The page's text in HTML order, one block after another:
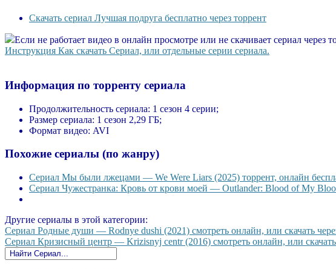
Скачать сериал Лучшая подруга бесплатно через торрент
Если не работает видео в онлайн просмотре или не скачивает сериал
Инструкция Как скачать Сериал, или отдельные серии сериала.
Информация по торренту сериала
Продолжительность сериала: 1 сезон 4 серии;
Размер сериала: 1 сезон 2,29 ГБ;
Формат видео: AVI
Похожие сериалы (по жанру)
Сериал Мы были лжецами — We Were Liars (2025) торрент, онлайн
Сериал Чужестранка: Кровь от крови моей — Outlander: Blood of My
Другие сериалы в этой категории:
Сериал Родные души — Rodnye dushi (2021) смотреть онлайн, или скачать
Сериал Кризисный центр — Krizisnyj centr (2016) смотреть онлайн, или скачать